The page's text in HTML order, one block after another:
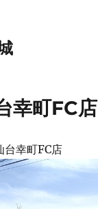
幸町FC店
台幸町FC店